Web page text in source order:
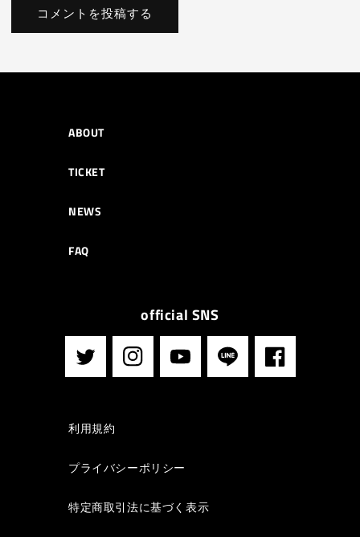
ABOUT
TICKET
NEWS
FAQ
official SNS
Twitter InstagramYouTube LINE Facebook
利用規約
プライバシーポリシー
特定商取引法に基づく表示